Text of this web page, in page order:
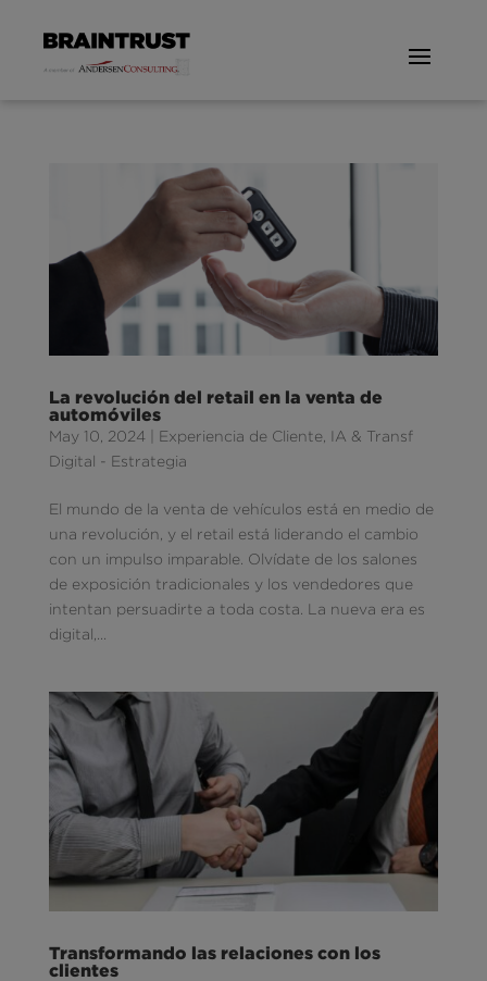
La revolución del retail en la venta de
automóviles
May 10, 2024| Experiencia de Cliente, IA & Transf
Digital - Estrategia
El mundo de la venta de vehículos está en medio de
una revolución, y el retail está liderando el cambio
con un impulso imparable. Olvídate de los salones
de exposición tradicionales y los vendedores que
intentan persuadirte a toda costa. La nueva era es
digital,...
Transformando las relaciones con los
clientes